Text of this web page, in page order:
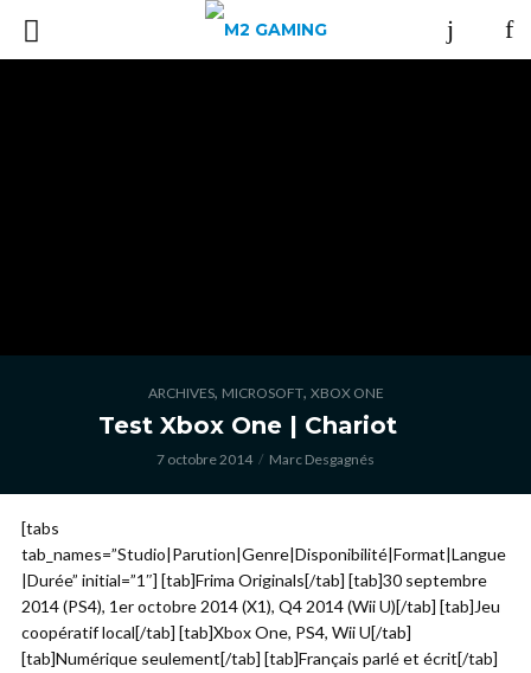
ARCHIVES, MICROSOFT, XBOX ONE
Test Xbox One | Chariot
7 octobre 2014 Marc Desgagnés
[tabs
tab_names=”Studio|Parution|Genre|Disponibilité|Format|Langue
|Durée” initial=”1″] [tab]Frima Originals[/tab] [tab]30 septembre
2014 (PS4), 1er octobre 2014 (X1), Q4 2014 (Wii U)[/tab] [tab]Jeu
coopératif local[/tab] [tab]Xbox One, PS4, Wii U[/tab]
[tab]Numérique seulement[/tab] [tab]Français parlé et écrit[/tab]